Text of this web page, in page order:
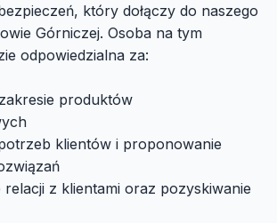
który dołączy do naszego
Górniczej. Osoba na tym
odpowiedzialna za:
produktów
klientów i proponowanie
z klientami oraz pozyskiwanie